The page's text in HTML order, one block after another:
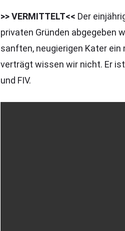
>> VERMITTELT<< Der
privaten Gründen abgegeben
sanften, neugierigen Kater ein
verträgt wissen wir nicht. Er
und FIV.